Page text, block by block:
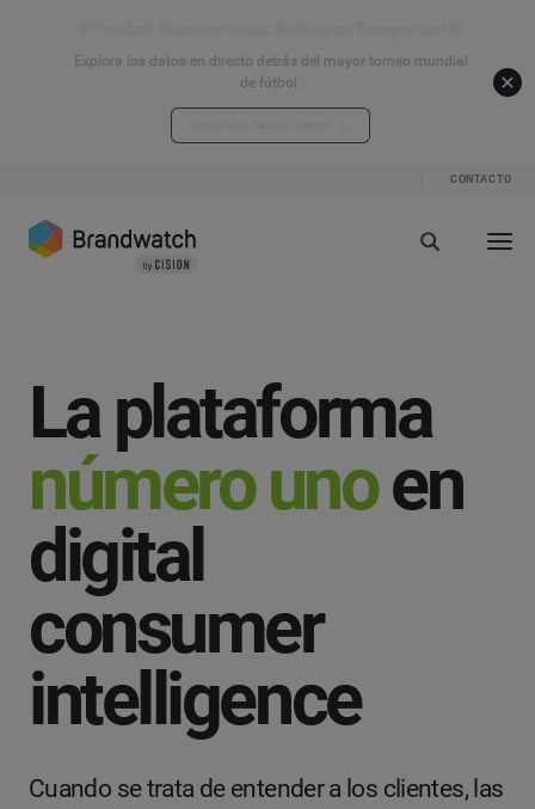
Explora los datos en directo detrás del mayor torneo mundial
de fútbol.
CONTACTO
La plataforma
número unoen
digital
consumer
intelligence
Cuando se trata de entender a los clientes, las